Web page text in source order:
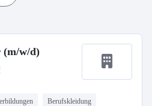
(m/w/d)
Berufskleidung